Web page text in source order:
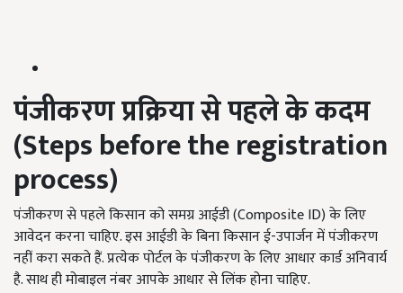
पंजीकरण प्रक्रिया से पहले के कदम
(Steps before the registration
process)
पंजीकरण से पहले किसान को समग्र आईडी (Composite ID) के लिए
आवेदन करना चाहिए. इस आईडी के बिना किसान ई-उपार्जन में पंजीकरण
नहीं करा सकते हैं. प्रत्येक पोर्टल के पंजीकरण के लिए आधार कार्ड अनिवार्य
है. साथ ही मोबाइल नंबर आपके आधार से लिंक होना चाहिए.